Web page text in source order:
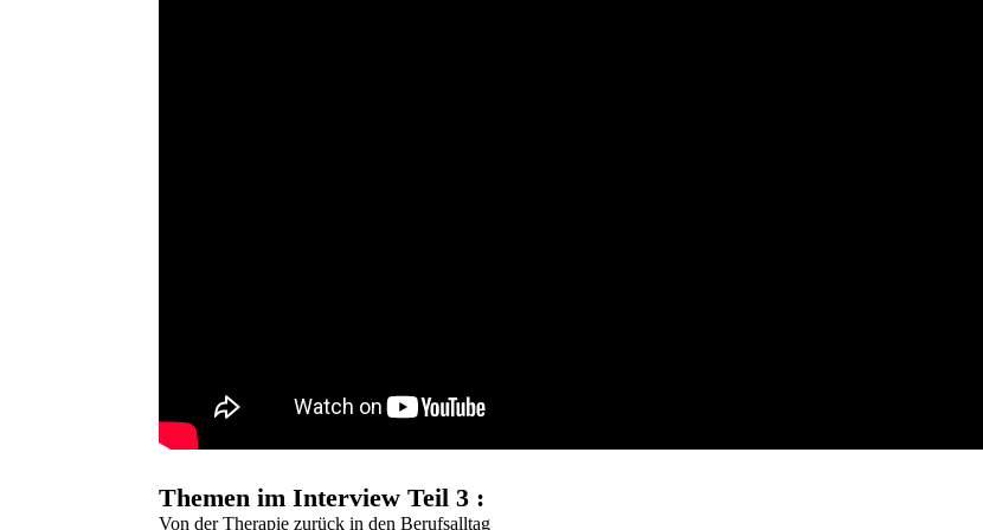
Themen im Interview Teil 3 :
Von der Therapie zurück in den Berufsalltag